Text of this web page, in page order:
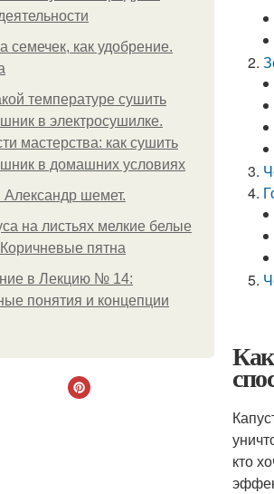
семечек, как удобрение.
температуре сушить
в электросушилке.
мастерства: как сушить
в домашних условиях
Александр шемет.
на листьях мелкие белые
Коричневые пятна
в Лекцию № 14:
понятия и концепции
кто